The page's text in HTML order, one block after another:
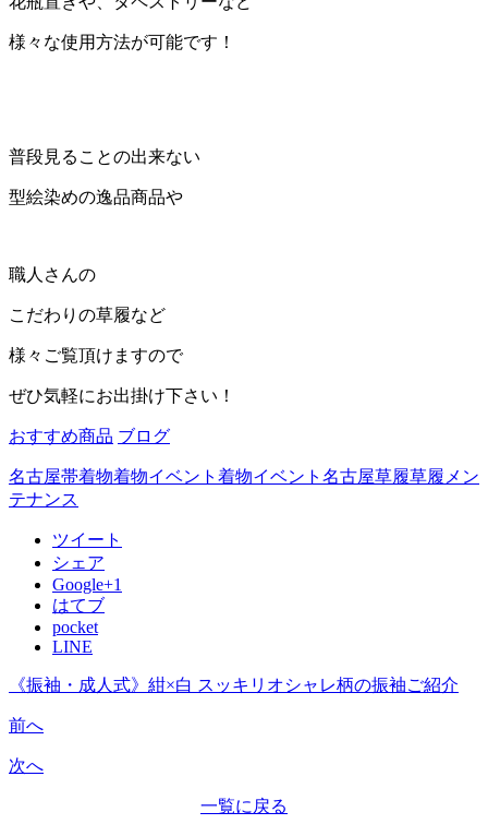
様々な使用方法が可能です！
普段見ることの出来ない
型絵染めの逸品商品や
職人さんの
こだわりの草履など
様々ご覧頂けますので
ぜひ気軽にお出掛け下さい！
おすすめ商品 ブログ
名古屋帯着物着物イベント 着物イベント名古屋草履草履メン
テナンス
ツイート
シェア
Google+1
はてブ
pocket
LINE
《振袖・成人式》紺×白 スッキリオシャレ柄の振袖ご紹介
前へ
次へ
一覧に戻る